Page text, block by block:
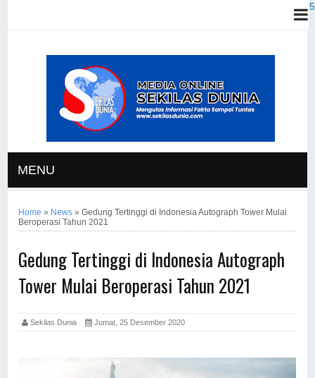
MENU
Home » News »Gedung Tertinggi di Indonesia Autograph Tower Mulai
Beroperasi Tahun 2021
Gedung Tertinggi di Indonesia Autograph
Tower Mulai Beroperasi Tahun 2021
Sekilas Dunia Jumat, 25 Desember 2020